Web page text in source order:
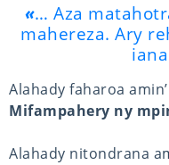
«… Aza
mahereza. Ary
Alahady faharoa
Mifampahery ny
Alahady nitondrana